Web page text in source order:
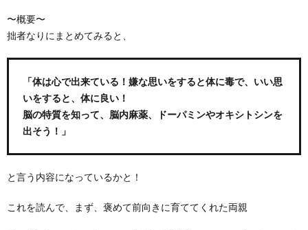
〜概要〜
拙者なりにまとめてみると、
「体は心で出来ている！嫌な思いをすると体に毒で、いい思
いをすると、体に良い！
脳の特質を知って、脳内麻薬、ドーパミンやオキシトシンを
出そう！」
と言う内容になっているかと！
これを読んで、まず、褒めて前向きに育ててくれた両親